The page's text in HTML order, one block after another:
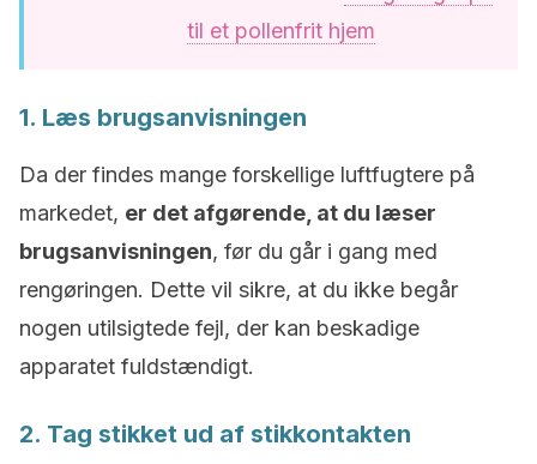
til et pollenfrit hjem
1. Læs brugsanvisningen
Da der findes mange forskellige luftfugtere på
markedet, er det afgørende, at du læser
brugsanvisningen, før du går i gang med
rengøringen. Dette vil sikre, at du ikke begår
nogen utilsigtede fejl, der kan beskadige
apparatet fuldstændigt.
2. Tag stikket ud af stikkontakten